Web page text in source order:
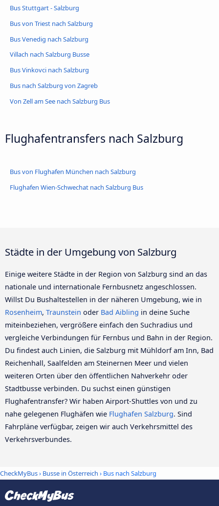
Bus Stuttgart - Salzburg
Bus von Triest nach Salzburg
Bus Venedig nach Salzburg
Villach nach Salzburg Busse
Bus Vinkovci nach Salzburg
Bus nach Salzburg von Zagreb
Von Zell am See nach Salzburg Bus
Flughafentransfers nach Salzburg
Bus von Flughafen München nach Salzburg
Flughafen Wien-Schwechat nach Salzburg Bus
Städte in der Umgebung von Salzburg
Einige weitere Städte in der Region von Salzburg sind an das
nationale und internationale Fernbusnetz angeschlossen.
Willst Du Bushaltestellen in der näheren Umgebung, wie in
Rosenheim, Traunstein oder Bad Aibling in deine Suche
miteinbeziehen, vergrößere einfach den Suchradius und
vergleiche Verbindungen für Fernbus und Bahn in der Region.
Du findest auch Linien, die Salzburg mit Mühldorf am Inn, Bad
Reichenhall, Saalfelden am Steinernen Meer und vielen
weiteren Orten über den öffentlichen Nahverkehr oder
Stadtbusse verbinden. Du suchst einen günstigen
Flughafentransfer? Wir haben Airport-Shuttles von und zu
nahe gelegenen Flughäfen wie Flughafen Salzburg. Sind
Fahrpläne verfügbar, zeigen wir auch Verkehrsmittel des
Verkehrsverbundes.
CheckMyBus› Busse in Österreich › Bus nach Salzburg